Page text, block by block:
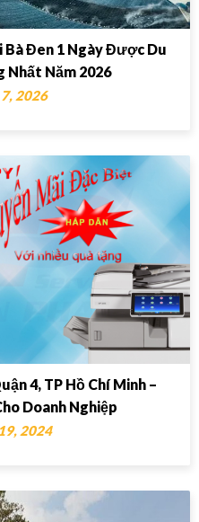
Bà Đen 1 Ngày Được Du
Nhất Năm 2026
2026
4, TP Hồ Chí Minh –
Doanh Nghiệp
2024